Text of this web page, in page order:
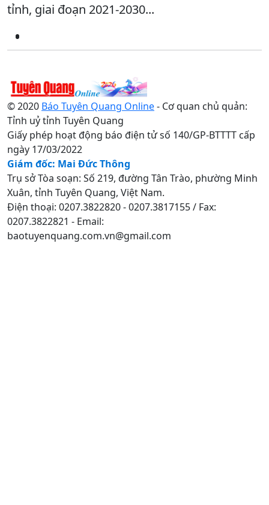
tỉnh, giai đoạn 2021-2030...
© 2020 Báo Tuyên Quang Online- Cơ quan chủ quản:
Tỉnh uỷ tỉnh Tuyên Quang
Giấy phép hoạt động báo điện tử số 140/GP-BTTTT cấp
ngày 17/03/2022
Giám đốc: Mai Đức Thông
Trụ sở Tòa soạn: Số 219, đường Tân Trào, phường Minh
Xuân, tỉnh Tuyên Quang, Việt Nam.
Điện thoại: 0207.3822820 - 0207.3817155 / Fax:
0207.3822821 - Email:
baotuyenquang.com.vn@gmail.com